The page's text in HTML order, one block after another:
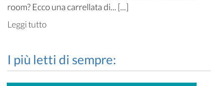
room? Ecco una carrellata di... [...]
Leggi tutto
I più letti di sempre: